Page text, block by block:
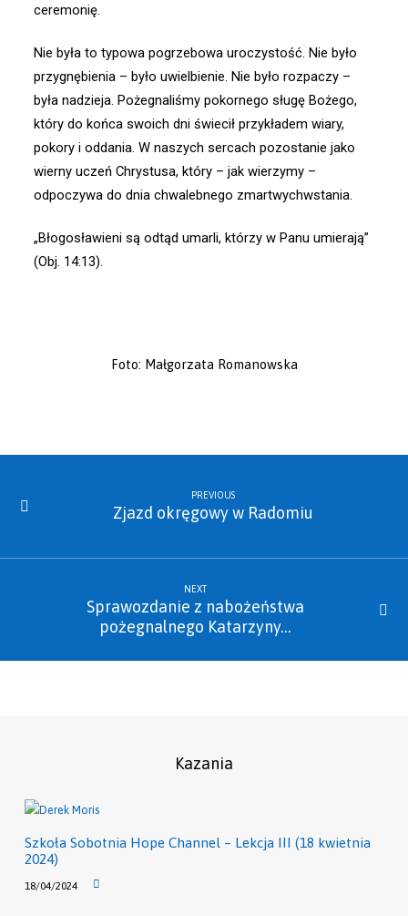
ceremonię.
Nie była to typowa pogrzebowa uroczystość. Nie było
przygnębienia – było uwielbienie. Nie było rozpaczy –
była nadzieja. Pożegnaliśmy pokornego sługę Bożego,
który do końca swoich dni świecił przykładem wiary,
pokory i oddania. W naszych sercach pozostanie jako
wierny uczeń Chrystusa, który – jak wierzymy –
odpoczywa do dnia chwalebnego zmartwychwstania.
„Błogosławieni są odtąd umarli, którzy w Panu umierają”
(Obj. 14:13).
Foto: Małgorzata Romanowska
PREVIOUS
Zjazd okręgowy w Radomiu
NEXT
Sprawozdanie z nabożeństwa
pożegnalnego Katarzyny…
Kazania
Szkoła Sobotnia Hope Channel – Lekcja III (18 kwietnia
2024)
18/04/2024